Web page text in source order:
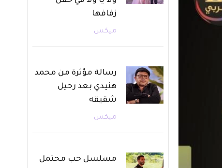
زفافها
ميكس
رسالة مؤثرة من محمد
هنيدي بعد رحيل
شقيقه
ميكس
مسلسل حب محتمل